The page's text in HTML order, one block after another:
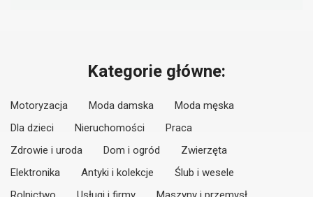
Kategorie główne:
Motoryzacja Moda damska
Moda męska
Dla dzieci
Nieruchomości
Praca
Zdrowie i uroda
Dom i ogród
Zwierzęta
Elektronika
Antyki i kolekcje
Ślub i wesele